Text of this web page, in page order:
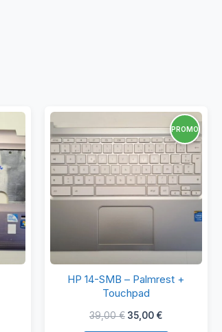
PROMO
HP
14-
SMB
HP 14-SMB – Palmrest +
Touchpad
39,00€ Le
35,00 €Le